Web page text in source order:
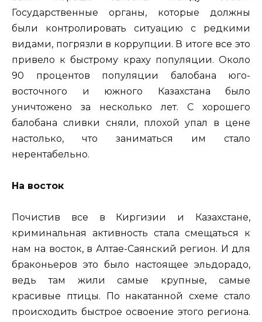
Государственные органы, которые должны
были контролировать ситуацию с редкими
видами, погрязли в коррупции. В итоге все это
привело к быстрому краху популяции. Около
90 процентов популяции балобана юго-
восточного и южного Казахстана было
уничтожено за несколько лет. С хорошего
балобана сливки сняли, плохой упал в цене
настолько, что заниматься им стало
нерентабельно.
На восток
Почистив все в Киргизии и Казахстане,
криминальная активность стала смещаться к
нам на восток, в Алтае-Саянский регион. И для
браконьеров это было настоящее эльдорадо,
ведь там жили самые крупные, самые
красивые птицы. По накатанной схеме стало
происходить быстрое освоение этого региона.